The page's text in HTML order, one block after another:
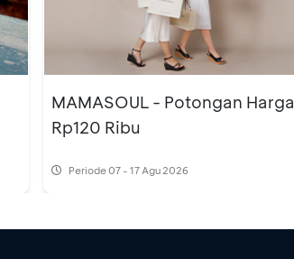
MAMASOUL - Potongan Harga
Rp120 Ribu
Periode07 - 17 Agu 2026